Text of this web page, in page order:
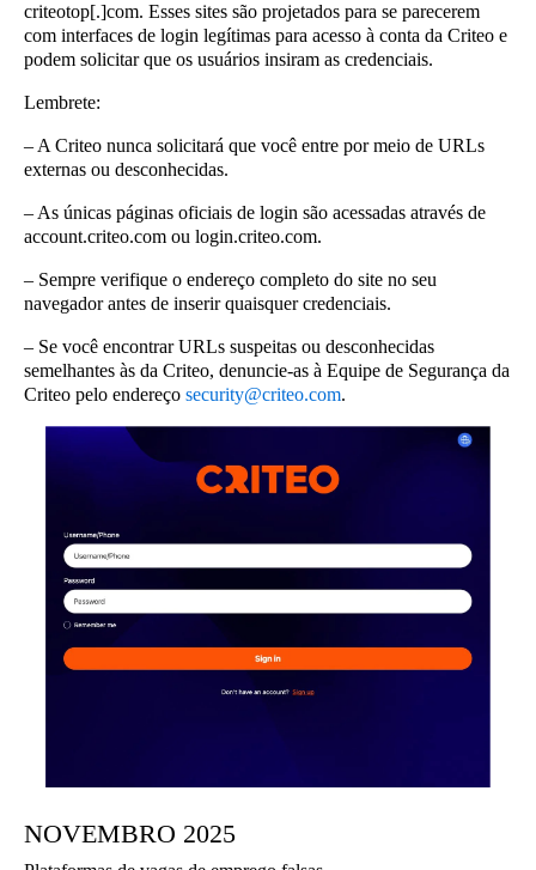
criteotop[.]com. Esses sites são projetados para se parecerem
com interfaces de login legítimas para acesso à conta da Criteo e
podem solicitar que os usuários insiram as credenciais.
Lembrete:
– A Criteo nunca solicitará que você entre por meio de URLs
externas ou desconhecidas.
– As únicas páginas oficiais de login são acessadas através de
account.criteo.com ou login.criteo.com.
– Sempre verifique o endereço completo do site no seu
navegador antes de inserir quaisquer credenciais.
– Se você encontrar URLs suspeitas ou desconhecidas
semelhantes às da Criteo, denuncie-as à Equipe de Segurança da
Criteo pelo endereço security@criteo.com.
NOVEMBRO 2025